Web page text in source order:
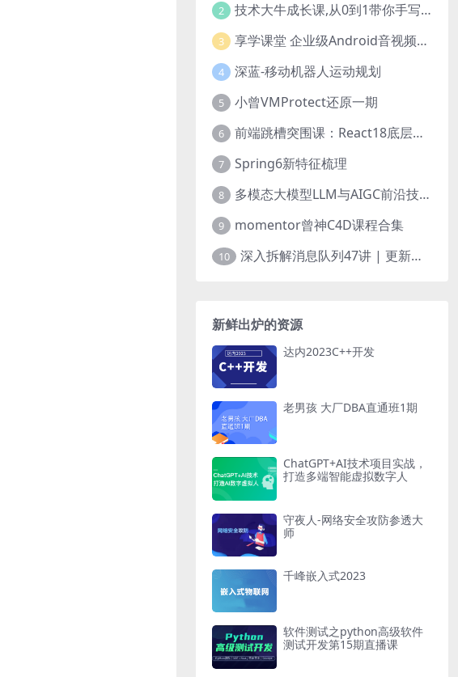
2 技术大牛成长课,从0到1带你手写一个数据库系统
3 享学课堂 企业级Android音视频开发学习路线+项目实战（附源码）
4 深蓝-移动机器人运动规划
5 小曾VMProtect还原一期
6 前端跳槽突围课：React18底层源码深入剖析
7 Spring6新特征梳理
8 多模态大模型LLM与AIGC前沿技术实战
9 momentor曾神C4D课程合集
10 深入拆解消息队列47讲 | 更新完结
新鲜出炉的资源
达内2023C++开发
老男孩 大厂DBA直通班1期
ChatGPT+AI技术项目实战，
打造多端智能虚拟数字人
守夜人-网络安全攻防参透大
师
千峰嵌入式2023
软件测试之python高级软件
测试开发第15期直播课